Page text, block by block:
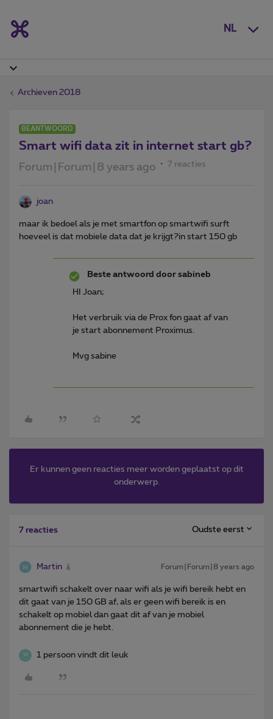
NL
Archieven 2018
BEANTWOORD
Smart wifi data zit in internet start gb?
Forum|Forum|8 years ago 7 reacties
joan
maar ik bedoel als je met smartfon op smartwifi surft
hoeveel is dat mobiele data dat je krijgt?in start 150 gb
Beste antwoord door sabineb
HI Joan;
Het verbruik via de Prox fon gaat af van
je start abonnement Proximus.
Mvg sabine
Er kunnen geen reacties meer worden geplaatst op dit
onderwerp.
7 reacties Oudste eerst
Martin Forum|Forum|8 years ago
smartwifi schakelt over naar wifi als je wifi bereik hebt en
dit gaat van je 150 GB af, als er geen wifi bereik is en
schakelt op mobiel dan gaat dit af van je mobiel
abonnement die je hebt.
W 1 persoon vindt dit leuk